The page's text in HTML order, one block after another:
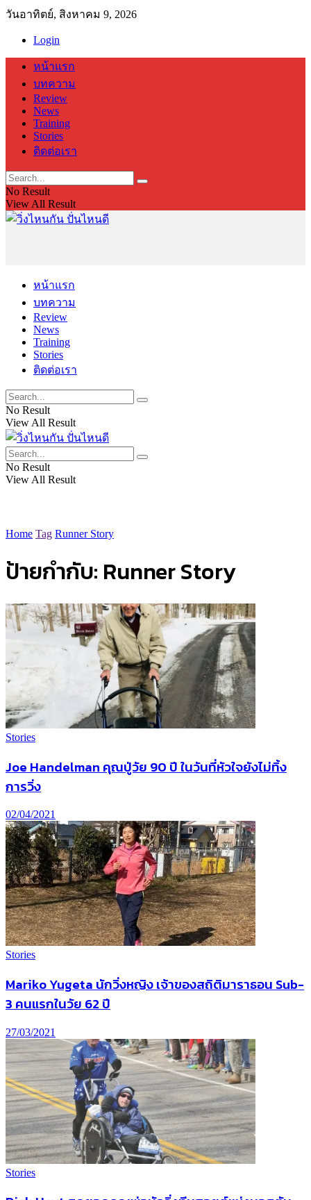
วันอาทิตย์, สิงหาคม 9, 2026
Login
หน้าแรก
บทความ
Review
News
Training
Stories
ติดต่อเรา
No Result
View All Result
หน้าแรก
บทความ
Review
News
Training
Stories
ติดต่อเรา
No Result
View All Result
No Result
View All Result
Home Tag Runner Story
ป้ายกำกับ: Runner Story
Stories
Joe Handelman คุณปู่วัย 90 ปี ในวันที่หัวใจยังไม่ทิ้ง
การวิ่ง
02/04/2021
Stories
Mariko Yugeta นักวิ่งหญิง เจ้าของสถิติมาราธอน Sub-
3 คนแรกในวัย 62 ปี
27/03/2021
Stories